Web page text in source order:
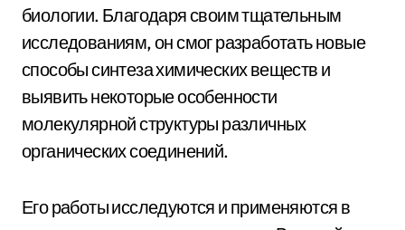
биологии. Благодаря своим тщательным
исследованиям, он смог разработать новые
способы синтеза химических веществ и
выявить некоторые особенности
молекулярной структуры различных
органических соединений.
Его работы исследуются и применяются в